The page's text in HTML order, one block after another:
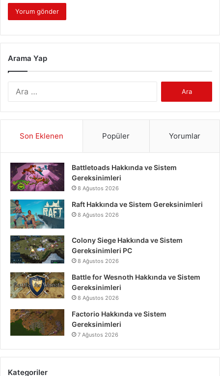
Arama Yap
Son Eklenen Popüler Yorumlar
Battletoads Hakkında ve Sistem
Gereksinimleri
8 Ağustos 2026
Raft Hakkında ve Sistem Gereksinimleri
8 Ağustos 2026
Colony Siege Hakkında ve Sistem
Gereksinimleri PC
8 Ağustos 2026
Battle for Wesnoth Hakkında ve Sistem
Gereksinimleri
8 Ağustos 2026
Factorio Hakkında ve Sistem
Gereksinimleri
7 Ağustos 2026
Kategoriler